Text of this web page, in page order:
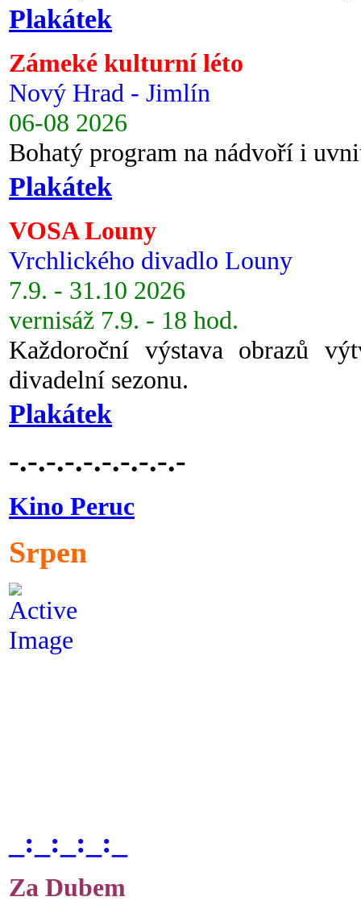
Plakátek
Zámeké kulturní léto
Nový Hrad - Jimlín
06-08 2026
Bohatý program na nádvoří i
Plakátek
VOSA Louny
Vrchlického divadlo Louny
7.9. - 31.10 2026
vernisáž 7.9. - 18 hod.
Každoroční výstava obrazů
divadelní sezonu.
Plakátek
-.-.-.-.-.-.-.-.-.-
Kino Peruc
Srpen
_:_:_:_:_
Za Dubem